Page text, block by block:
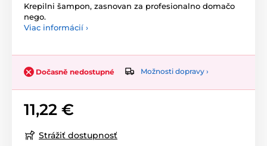
Krepilni šampon, zasnovan za profesionalno domačo
nego.
Viac informácií ›
Dočasně nedostupné Možnosti dopravy ›
11,22 €
Strážiť dostupnosť